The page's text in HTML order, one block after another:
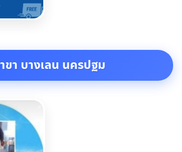
ขา บางเลน นครปฐม